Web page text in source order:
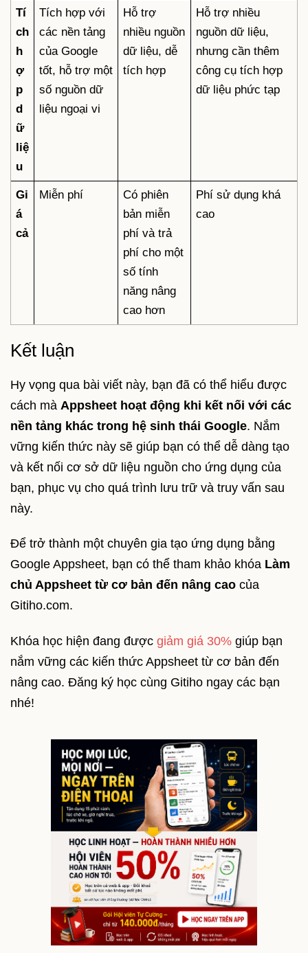
Tí
ch
h
ợ
p
d
ữ
liệ
u
Tích hợp với
các nền tảng
của Google
tốt, hỗ trợ một
số nguồn dữ
liệu ngoại vi
Hỗ trợ
nhiều nguồn
dữ liệu, dễ
tích hợp
Hỗ trợ nhiều
nguồn dữ liệu,
nhưng cần thêm
công cụ tích hợp
dữ liệu phức tạp
Gi
á
cả
Miễn phí
Có phiên
bản miễn
phí và trả
phí cho một
số tính
năng nâng
cao hơn
Phí sử dụng khá
cao
Kết luận
Hy vọng qua bài viết này, bạn đã có thể hiểu được
cách mà Appsheet hoạt động khi kết nối với các
nền tảng khác trong hệ sinh thái Google. Nắm
vững kiến thức này sẽ giúp bạn có thể dễ dàng tạo
và kết nối cơ sở dữ liệu nguồn cho ứng dụng của
bạn, phục vụ cho quá trình lưu trữ và truy vấn sau
này.
Để trở thành một chuyên gia tạo ứng dụng bằng
Google Appsheet, bạn có thể tham khảo khóa Làm
chủ Appsheet từ cơ bản đến nâng cao của
Gitiho.com.
Khóa học hiện đang được giảm giá 30% giúp bạn
nắm vững các kiến thức Appsheet từ cơ bản đến
nâng cao. Đăng ký học cùng Gitiho ngay các bạn
nhé!